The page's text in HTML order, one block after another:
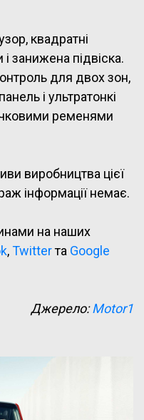
квадратні
занижена підвіска.
для двох зон,
і ультратонкі
ременями
виробництва цієї
інформації немає.
на наших
,Twitterта Google
Джерело:Motor1